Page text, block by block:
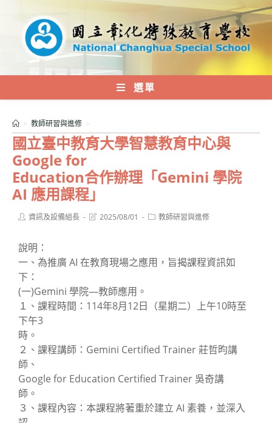
內
選單
國立臺中教育大學智慧教育中心與
Google for
Education合作辦理「Gemini 學院
AI 應用課程」
> 教師研習與進修 >
Post資訊及設備組長
Post2025/08/01
Post教師研習與進修
說明：
一、為推廣 AI 在教育現場之應用，旨揭課程資訊如
下：
(一)Gemini 學院—教師應用。
１、課程時間：114年8月12日（星期二）上午10時至
下午3
時。
２、課程講師：Gemini Certified Trainer 莊哲昀講
師、
Google for Education Certified Trainer 吳奇講
師。
３、課程內容：本課程將著重於建立 AI 素養，並深入